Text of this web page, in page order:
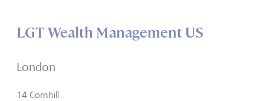
LGT Wealth Management US
London
14 Cornhill